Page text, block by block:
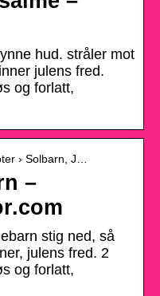
hud. stråler mot
julens fred.
og forlatt,
› Solbarn, J…
–
stig ned, så
julens fred. 2
og forlatt,